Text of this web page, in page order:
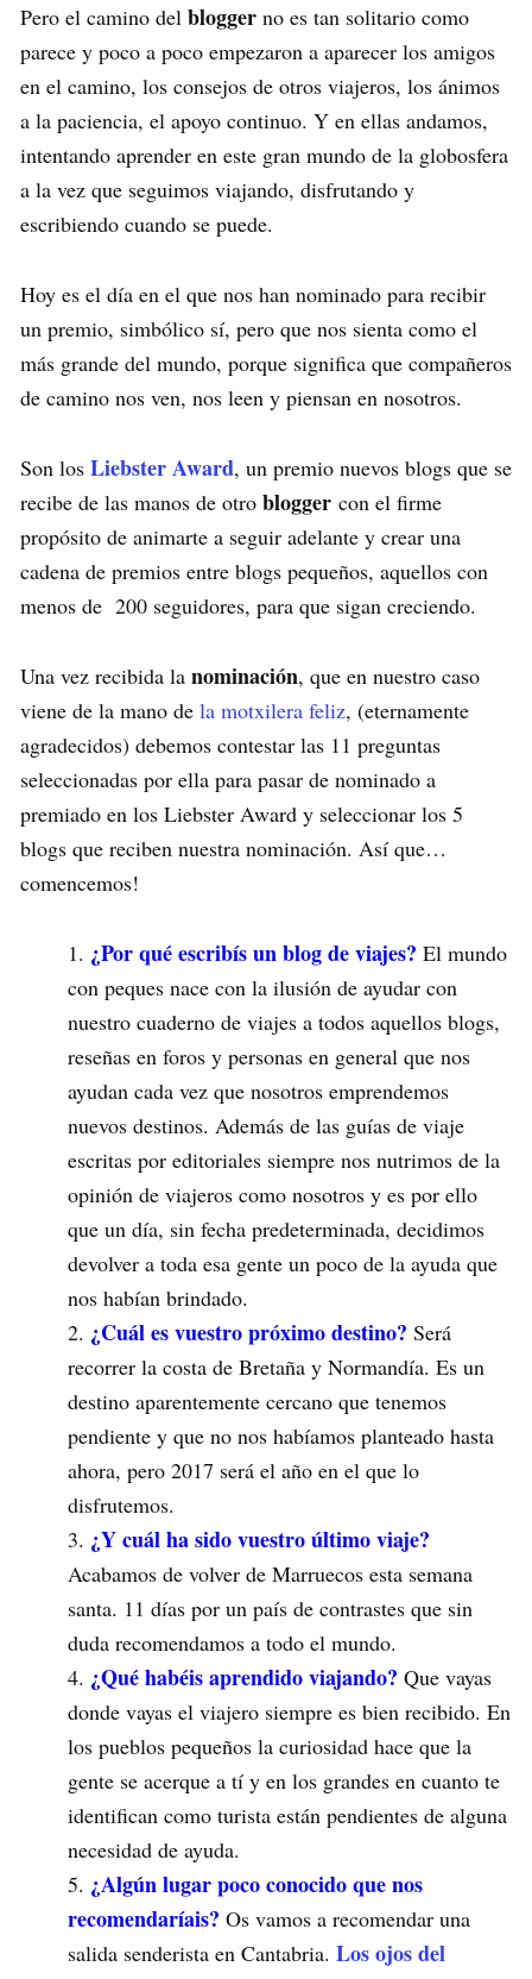
Pero el camino del blogger no es tan solitario como
parece y poco a poco empezaron a aparecer los amigos
en el camino, los consejos de otros viajeros, los ánimos
a la paciencia, el apoyo continuo. Y en ellas andamos,
intentando aprender en este gran mundo de la globosfera
a la vez que seguimos viajando, disfrutando y
escribiendo cuando se puede.
Hoy es el día en el que nos han nominado para recibir
un premio, simbólico sí, pero que nos sienta como el
más grande del mundo, porque significa que compañeros
de camino nos ven, nos leen y piensan en nosotros.
Son los LiebsterAward, un premio nuevos blogs que se
recibe de las manos de otro blogger con el firme
propósito de animarte a seguir adelante y crear una
cadena de premios entre blogs pequeños, aquellos con
menos de 200 seguidores, para que sigan creciendo.
Una vez recibida la nominación, que en nuestro caso
viene de la mano de la motxilera feliz, (eternamente
agradecidos) debemos contestar las 11 preguntas
seleccionadas por ella para pasar de nominado a
premiado en los Liebster Award y seleccionar los 5
blogs que reciben nuestra nominación. Así que…
comencemos!
¿Por qué escribís un blog de viajes? El mundo
con peques nace con la ilusión de ayudar con
nuestro cuaderno de viajes a todos aquellos blogs,
reseñas en foros y personas en general que nos
ayudan cada vez que nosotros emprendemos
nuevos destinos. Además de las guías de viaje
escritas por editoriales siempre nos nutrimos de la
opinión de viajeros como nosotros y es por ello
que un día, sin fecha predeterminada, decidimos
devolver a toda esa gente un poco de la ayuda que
nos habían brindado.
¿Cuál es vuestro próximo destino? Será
recorrer la costa de Bretaña y Normandía. Es un
destino aparentemente cercano que tenemos
pendiente y que no nos habíamos planteado hasta
ahora, pero 2017 será el año en el que lo
disfrutemos.
¿Y cuál ha sido vuestro último viaje?
Acabamos de volver de Marruecos esta semana
santa. 11 días por un país de contrastes que sin
duda recomendamos a todo el mundo.
¿Qué habéis aprendido viajando? Que vayas
donde vayas el viajero siempre es bien recibido. En
los pueblos pequeños la curiosidad hace que la
gente se acerque a tí y en los grandes en cuanto te
identifican como turista están pendientes de alguna
necesidad de ayuda.
¿Algún lugar poco conocido que nos
recomendaríais? Os vamos a recomendar una
salida senderista en Cantabria. Los ojos del